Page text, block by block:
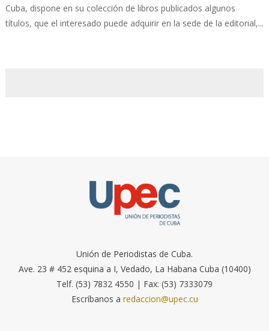
Cuba, dispone en su colección de libros publicados algunos
títulos, que el interesado puede adquirir en la sede de la editorial,...
Unión de Periodistas de Cuba.
Ave. 23 # 452 esquina a I, Vedado, La Habana Cuba (10400)
Telf. (53) 7832 4550 | Fax: (53) 7333079
Escríbanos a redaccion@upec.cu